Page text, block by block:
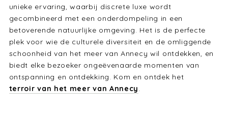
unieke ervaring, waarbij discrete luxe wordt
gecombineerd met een onderdompeling in een
betoverende natuurlijke omgeving. Het is de perfecte
plek voor wie de culturele diversiteit en de omliggende
schoonheid van het meer van Annecy wil ontdekken, en
biedt elke bezoeker ongeëvenaarde momenten van
ontspanning en ontdekking. Kom en ontdek het
terroir van het meer van Annecy.